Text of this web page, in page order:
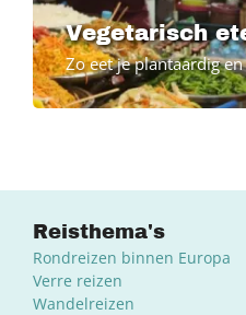
Vegetarisch
Zo eet je plantaardig
Reisthema's
Rondreizen binnen Europa
Verre reizen
Wandelreizen